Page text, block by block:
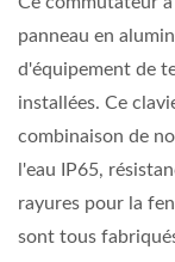
panneau en
d'équipement de
installées. Ce
combinaison de
l'eau IP65,
rayures pour la
sont tous